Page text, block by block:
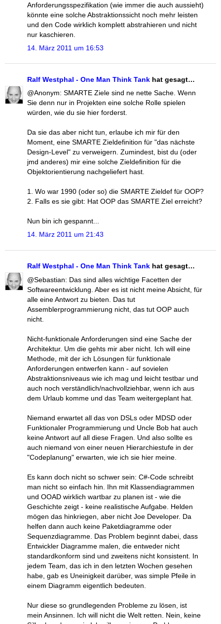
Anforderungsspezifikation (wie immer die auch aussieht)
könnte eine solche Abstraktionssicht noch mehr leisten
und den Code wirklich komplett abstrahieren und nicht
nur kaschieren.
14. März 2011 um 16:53
Ralf Westphal - One Man Think Tank hat gesagt…
@Anonym: SMARTE Ziele sind ne nette Sache. Wenn
Sie denn nur in Projekten eine solche Rolle spielen
würden, wie du sie hier forderst.
Da sie das aber nicht tun, erlaube ich mir für den
Moment, eine SMARTE Zieldefinition für "das nächste
Design-Level" zu verweigern. Zumindest, bist du (oder
jmd anderes) mir eine solche Zieldefinition für die
Objektorientierung nachgeliefert hast.
1. Wo war 1990 (oder so) die SMARTE Zieldef für OOP?
2. Falls es sie gibt: Hat OOP das SMARTE Ziel erreicht?
Nun bin ich gespannt...
14. März 2011 um 21:43
Ralf Westphal - One Man Think Tank hat gesagt…
@Sebastian: Das sind alles wichtige Facetten der
Softwareentwicklung. Aber es ist nicht meine Absicht, für
alle eine Antwort zu bieten. Das tut
Assemblerprogrammierung nicht, das tut OOP auch
nicht.
Nicht-funktionale Anforderungen sind eine Sache der
Architektur. Um die gehts mir aber nicht. Ich will eine
Methode, mit der ich Lösungen für funktionale
Anforderungen entwerfen kann - auf sovielen
Abstraktionsniveaus wie ich mag und leicht testbar und
auch noch verständlich/nachvollziehbar, wenn ich aus
dem Urlaub komme und das Team weitergeplant hat.
Niemand erwartet all das von DSLs oder MDSD oder
Funktionaler Programmierung und Uncle Bob hat auch
keine Antwort auf all diese Fragen. Und also sollte es
auch niemand von einer neuen Hierarchiestufe in der
"Codeplanung" erwarten, wie ich sie hier meine.
Es kann doch nicht so schwer sein: C#-Code schreibt
man nicht so einfach hin. Ihn mit Klassendiagrammen
und OOAD wirklich wartbar zu planen ist - wie die
Geschichte zeigt - keine realistische Aufgabe. Helden
mögen das hinkriegen, aber nicht Joe Developer. Da
helfen dann auch keine Paketdiagramme oder
Sequenzdiagramme. Das Problem beginnt dabei, dass
Entwickler Diagramme malen, die entweder nicht
standardkonform sind und zweitens nicht konsistent. In
jedem Team, das ich in den letzten Wochen gesehen
habe, gab es Uneinigkeit darüber, was simple Pfeile in
einem Diagramm eigentlich bedeuten.
Nur diese so grundlegenden Probleme zu lösen, ist
mein Ansinnen. Ich will nicht die Welt retten. Nein, keine